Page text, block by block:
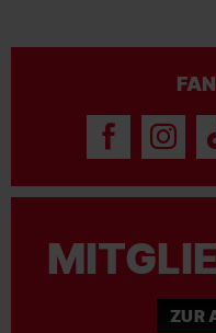
ZUR